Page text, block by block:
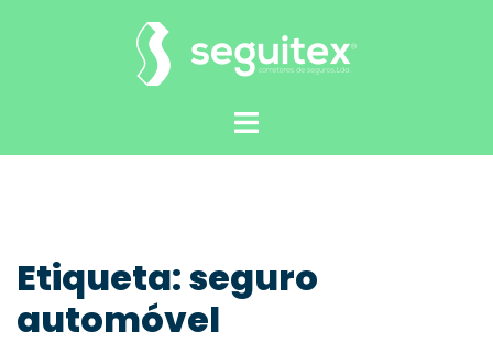
Alternar
Etiqueta:seguro
automóvel